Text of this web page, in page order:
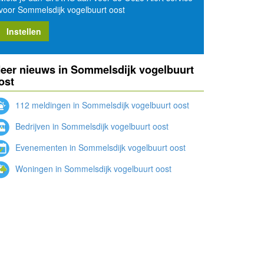
Sommelsdijk vogelbuurt oost
Instellen
nieuws in Sommelsdijk vogelbuurt
112 meldingen in Sommelsdijk vogelbuurt oost
Bedrijven in Sommelsdijk vogelbuurt oost
Evenementen in Sommelsdijk vogelbuurt oost
Woningen in Sommelsdijk vogelbuurt oost